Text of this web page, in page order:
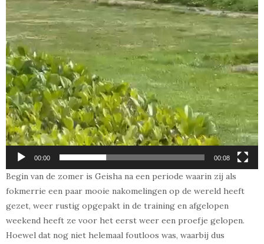
00:00 00:08
Begin van de zomer is Geisha na een periode waarin zij als
fokmerrie een paar mooie nakomelingen op de wereld heeft
gezet, weer rustig opgepakt in de training en afgelopen
weekend heeft ze voor het eerst weer een proefje gelopen.
Hoewel dat nog niet helemaal foutloos was, waarbij dus